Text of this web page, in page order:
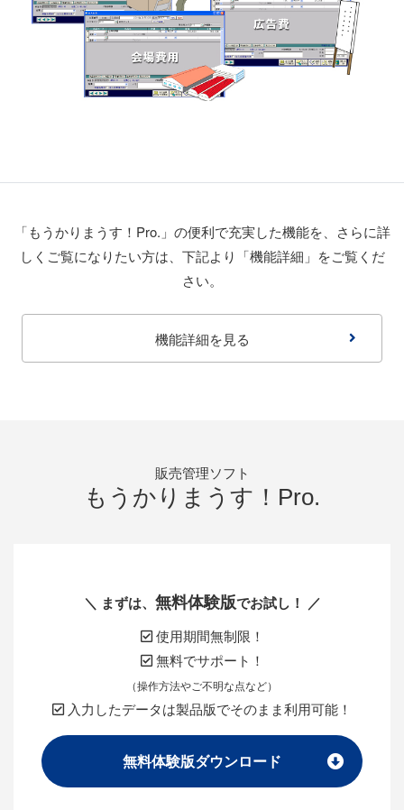
「もうかりまうす！Pro.」の便利で充実した機能を、さらに詳
しくご覧になりたい方は、下記より「機能詳細」をご覧くだ
さい。
機能詳細を見る
販売管理ソフト
もうかりまうす！Pro.
＼ まずは、 無料体験版でお試し！ ／
使用期間無制限！
無料でサポート！
（操作方法やご不明な点など）
入力したデータは製品版でそのまま利用可能！
無料体験版ダウンロード